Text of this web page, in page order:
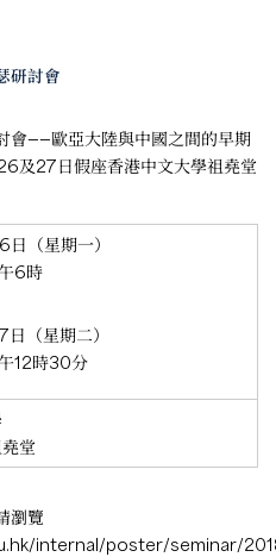
研討會
會——歐亞大陸與中國之間的早期
及27日假座香港中文大學祖堯堂
（星期一）
6時
（星期二）
12時30分
堂
瀏覽
internal/poster/seminar/